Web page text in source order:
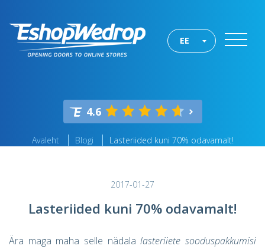
EE
4.6
Avaleht Blogi Lasteriided kuni 70% odavamalt!
2017-01-27
Lasteriided kuni 70% odavamalt!
Ära maga maha selle nädalalasteriiete sooduspakkumisi